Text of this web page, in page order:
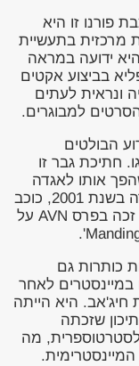
פורנו זו היא
מרכזית בתעשיית
מאז שהתחילה בשנת 2006. היא ידועה במראה
בביצוע אקטים
ונראית לעתים
למבוגרים.
הבולטים
חתיכת גבר זו
אותו לאגדה
בתעשיית המבוגרים. מאז הופעת הבכורה בשנת 2001, כוכב
מנוסה זה זכה לפופולריות עצומה ואפילו זכה בפרס AVN על
כותרות גם
לאחר
חיג'אב. היא הייתה
שזכתה
מה